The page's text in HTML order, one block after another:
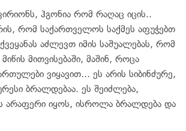
ჰგონია რომ რაღაც იცის..
რომ საქართველოს საქმეს აფუჭებთ
აძლევთ იმის საშუალებას, რომ
მითვისებაში, მაშინ, როცა
ვიყავით... ეს არის სიბინძურე,
ბრალდებაა. ეს შეიძლება,
არაფერი იყოს, ისროლა ბრალდება და